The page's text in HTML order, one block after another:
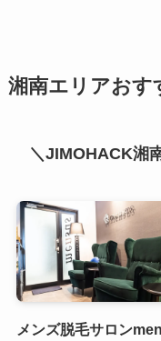
湘南エリアおす
＼JIMOHACK湘
メンズ脱毛サロン